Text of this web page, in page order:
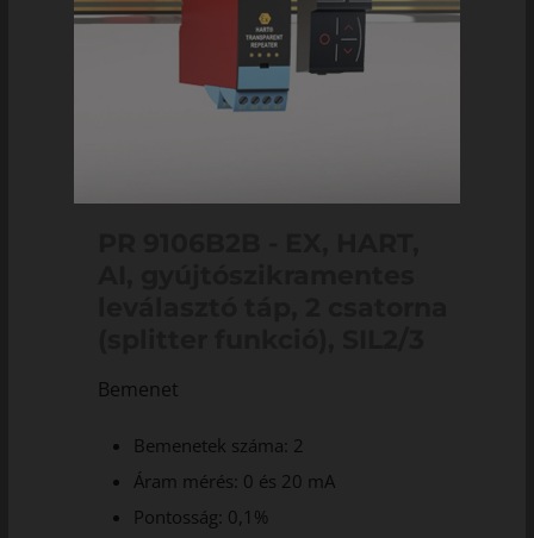
Bemenet
Bemenetek száma: 2
Áram mérés: 0 és 20 mA
Pontosság: 0,1%